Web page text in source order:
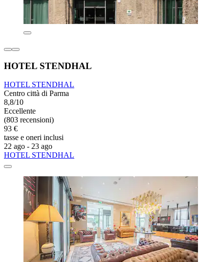
HOTEL STENDHAL
HOTEL STENDHAL
Centro città di Parma
8,8/10
Eccellente
(803 recensioni)
93 €
tasse e oneri inclusi
22 ago - 23 ago
HOTEL STENDHAL